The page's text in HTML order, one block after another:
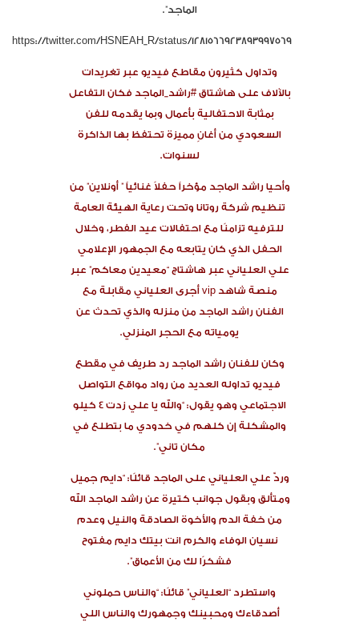
الماجد”.
https://twitter.com/HSNEAH_R/status/1281566923893997569
وتداول كثيرون مقاطع فيديو عبر تغريدات
بالآلاف على هاشتاق #راشد_الماجد فكان التفاعل
بمثابة الاحتفالية بأعمال وبما يقدمه للفن
السعودي من أغانٍ مميزة تحتفظ بها الذاكرة
لسنوات.
وأحيا راشد الماجد مؤخراً حفلاً غنائياً ” أونلاين” من
تنظيم شركة روتانا وتحت رعاية الهيئة العامة
للترفيه تزامنًا مع احتفالات عيد الفطر، وخلال
الحفل الذي كان يتابعه مع الجمهور الإعلامي
علي العلياني عبر هاشتاج “معيدين معاكم” عبر
منصة شاهد vip أجرى العلياني مقابلة مع
الفنان راشد الماجد من منزله والذي تحدث عن
يومياته مع الحجر المنزلي.
وكان للفنان راشد الماجد رد طريف في مقطع
فيديو تداوله العديد من رواد مواقع التواصل
الاجتماعي وهو يقول: “والله يا علي زدت 4 كيلو
والمشكلة إن كلهم في خدودي ما بتطلع في
مكان تاني”.
وردّ علي العلياني على الماجد قائلًا: “دايم جميل
ومتألق وبقول جوانب كتيرة عن راشد الماجد الله
من خفة الدم والأخوة الصادقة والنيل وعدم
نسيان الوفاء والكرم انت بيتك دايم مفتوح
فشكرًا لك من الأعماق”.
واستطرد “العلياني” قائلًا: “والناس حملوني
أصدقاءك ومحبينك وجمهورك والناس اللي